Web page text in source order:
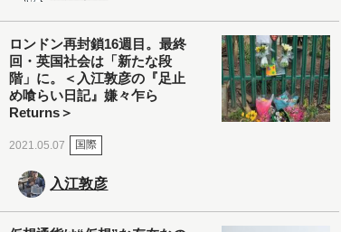
ロンドン再封鎖16週目。最終
回・英国社会は「新たな段
階」に。＜入江敦彦の『足止
め喰らい日記』嫌々乍ら
Returns＞
2021.05.07 国際
入江敦彦